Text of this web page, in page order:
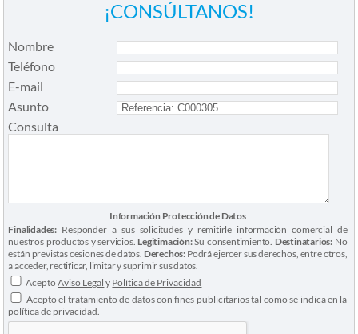
¡CONSÚLTANOS!
Nombre
Teléfono
E-mail
Asunto
Consulta
Información Protección de Datos
Finalidades: Responder a sus solicitudes y remitirle información comercial de
nuestros productos y servicios. Legitimación:Su consentimiento. Destinatarios:No
están previstas cesiones de datos. Derechos: Podrá ejercer sus derechos, entre otros,
a acceder, rectificar, limitar y suprimir sus datos.
AceptoAviso Legal y Política de Privacidad
Acepto el tratamiento de datos con fines publicitarios tal como se indica en la
política de privacidad.